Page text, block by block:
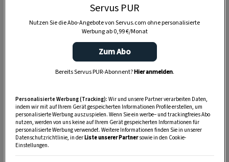
Den Geschmack kann man noch mit
einem PackerlVanillezuckeroder dem Mark von
einer Vanilleschote verfeinern. Mehr braucht es
nicht für einen guten Eierlikör.
4. Welche ist die richtige
Zubereitungstemperatur?
Wer Eierlikör über einem Wasserbad oder im
Topf zubereitet, muss darauf achten, dass die
Servus PUR
Nutzen Sie die Abo-Angebote von Servus.com ohne personalisierte
Werbung ab 0,99 €/Monat
Zum Abo
Bereits Servus PUR-Abonnent?Hier anmelden.
Personalisierte Werbung (Tracking): Wir und unsere Partner verarbeiten Daten,
indem wir mit auf Ihrem Gerät gespeicherten Informationen Profile erstellen, um
personalisierte Werbung auszuspielen. Wenn Sie ein werbe– und trackingfreies Abo
nutzen, werden von uns keine auf Ihrem Gerät gespeicherten Informationen für
personalisierte Werbung verwendet. Weitere Informationen finden Sie in unserer
Datenschutzrichtlinie, in derListe unserer Partnersowie in den Cookie-
Einstellungen.